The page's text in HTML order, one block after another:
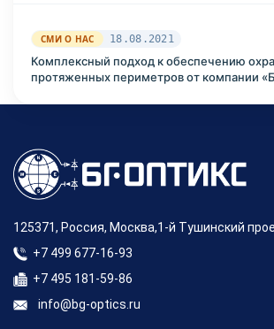
СМИ О НАС 18.08.2021
Комплексный подход к обеспечению
протяженных периметров от компании
125371, Россия, Москва,1-й Тушинский
+7 499 677-16-93
+7 495 181-59-86
info@bg-optics.ru